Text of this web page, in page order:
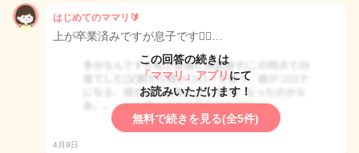
はじめてのママリ🔰
上が卒業済みですが息子です🙆‍♀…
この回答の続きは
「ママリ」アプリ にて
お読みいただけます！
無料で続きを見る(全5件)
4月9日